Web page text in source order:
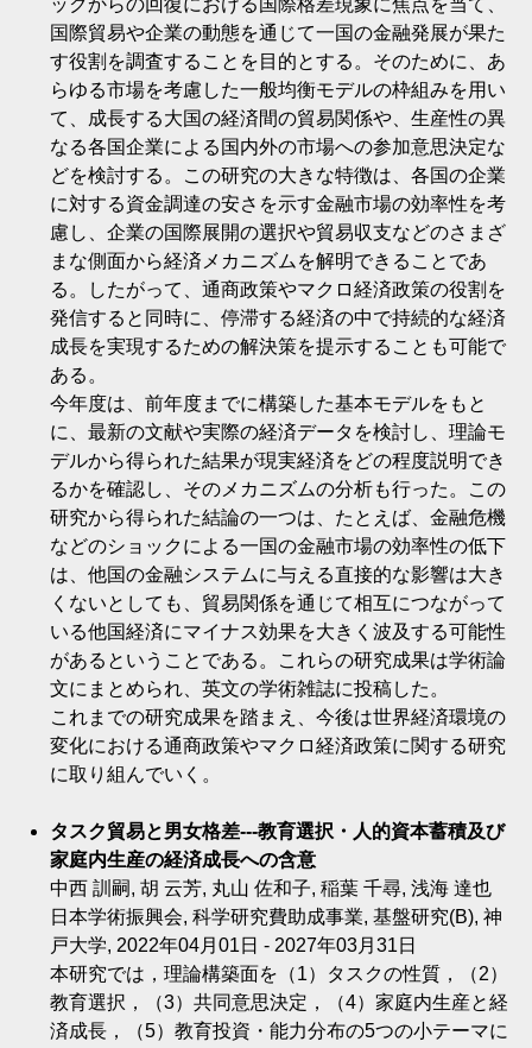
ックからの回復における国際格差現象に焦点を当て、
国際貿易や企業の動態を通じて一国の金融発展が果た
す役割を調査することを目的とする。そのために、あ
らゆる市場を考慮した一般均衡モデルの枠組みを用い
て、成長する大国の経済間の貿易関係や、生産性の異
なる各国企業による国内外の市場への参加意思決定な
どを検討する。この研究の大きな特徴は、各国の企業
に対する資金調達の安さを示す金融市場の効率性を考
慮し、企業の国際展開の選択や貿易収支などのさまざ
まな側面から経済メカニズムを解明できることであ
る。したがって、通商政策やマクロ経済政策の役割を
発信すると同時に、停滞する経済の中で持続的な経済
成長を実現するための解決策を提示することも可能で
ある。
今年度は、前年度までに構築した基本モデルをもと
に、最新の文献や実際の経済データを検討し、理論モ
デルから得られた結果が現実経済をどの程度説明でき
るかを確認し、そのメカニズムの分析も行った。この
研究から得られた結論の一つは、たとえば、金融危機
などのショックによる一国の金融市場の効率性の低下
は、他国の金融システムに与える直接的な影響は大き
くないとしても、貿易関係を通じて相互につながって
いる他国経済にマイナス効果を大きく波及する可能性
があるということである。これらの研究成果は学術論
文にまとめられ、英文の学術雑誌に投稿した。
これまでの研究成果を踏まえ、今後は世界経済環境の
変化における通商政策やマクロ経済政策に関する研究
に取り組んでいく。
タスク貿易と男女格差---教育選択・人的資本蓄積及び
家庭内生産の経済成長への含意
中西 訓嗣, 胡 云芳, 丸山 佐和子, 稲葉 千尋, 浅海 達也
日本学術振興会, 科学研究費助成事業, 基盤研究(B), 神
戸大学, 2022年04月01日 - 2027年03月31日
本研究では，理論構築面を（1）タスクの性質，（2）
教育選択，（3）共同意思決定，（4）家庭内生産と経
済成長，（5）教育投資・能力分布の5つの小テーマに